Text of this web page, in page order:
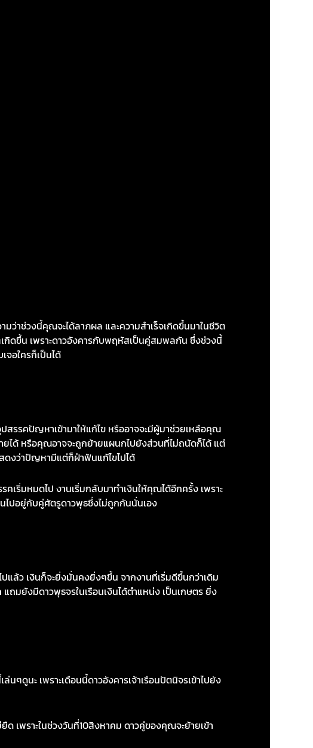
าช่วงนี้คุณจะได้ลาภผล และความสำเร็จเกิดขึ้นมาในชีวิต
กิดขึ้น เพราะดาวอังคารกับพฤหัสเป็นคู่สมพลกัน ซึ่งช่วงนี้
จอใครก็เป็นได้
รคปัญหาเข้ามาให้แก้ไข หรืออาจจะมีผู้มาช่วยเหลือคุณ
ยได้ หรือคุณอาจจะถูกย้ายแผนกไปยังส่วนที่ไม่ถนัดก็ได้ แต่
งว่าปัญหามีแต่ก็ฝ่าฟันแก้ไขไปได้
มหมดไป งานเริ่มกลับมาทำเงินให้คุณได้อีกครั้ง เพราะ
นไปอยู่กับคู่ศัตรูดาวพุธซึ่งไม่ถูกกันนั่นเอง
ว เงินก็จะยิ่งมั่นคงยิ่งๆขึ้น จากงานที่เริ่มดีขึ้นกว่าเดิม
ถมยังมีดาวพุธจรในเรือนเงินได้ตำแหน่ง เป็นเกษตร ยิ่ง
นะ เพราะเดือนนี้ดาวอังคารเจ้าเรือนปัตนิจรเข้าไปยัง
พราะในช่วงวันที่10สิงหาคม ดาวคู่ของคุณจะย้ายเข้า